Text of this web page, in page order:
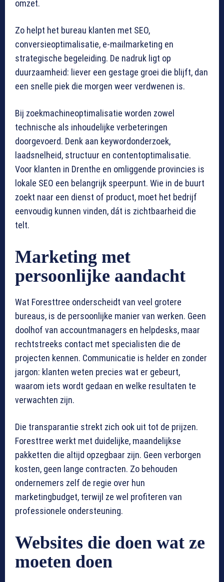
omzet.
Zo helpt het bureau klanten met SEO,
conversieoptimalisatie, e-mailmarketing en
strategische begeleiding. De nadruk ligt op
duurzaamheid: liever een gestage groei die blijft, dan
een snelle piek die morgen weer verdwenen is.
Bij zoekmachineoptimalisatie worden zowel
technische als inhoudelijke verbeteringen
doorgevoerd. Denk aan keywordonderzoek,
laadsnelheid, structuur en contentoptimalisatie.
Voor klanten in Drenthe en omliggende provincies is
lokale SEO een belangrijk speerpunt. Wie in de buurt
zoekt naar een dienst of product, moet het bedrijf
eenvoudig kunnen vinden, dát is zichtbaarheid die
telt.
Marketing met
persoonlijke aandacht
Wat Foresttree onderscheidt van veel grotere
bureaus, is de persoonlijke manier van werken. Geen
doolhof van accountmanagers en helpdesks, maar
rechtstreeks contact met specialisten die de
projecten kennen. Communicatie is helder en zonder
jargon: klanten weten precies wat er gebeurt,
waarom iets wordt gedaan en welke resultaten te
verwachten zijn.
Die transparantie strekt zich ook uit tot de prijzen.
Foresttree werkt met duidelijke, maandelijkse
pakketten die altijd opzegbaar zijn. Geen verborgen
kosten, geen lange contracten. Zo behouden
ondernemers zelf de regie over hun
marketingbudget, terwijl ze wel profiteren van
professionele ondersteuning.
Websites die doen wat ze
moeten doen